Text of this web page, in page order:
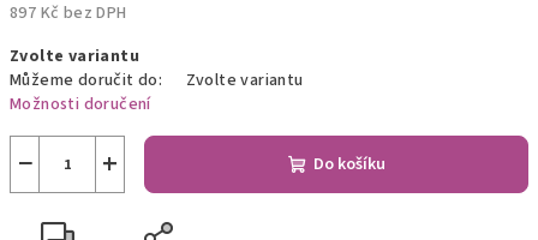
897 Kč bez DPH
cena:
Zvolte variantu
Můžeme doručit do:
Zvolte variantu
Možnosti doručení
+
− Do košíku